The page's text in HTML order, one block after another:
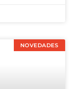
NOVEDADES